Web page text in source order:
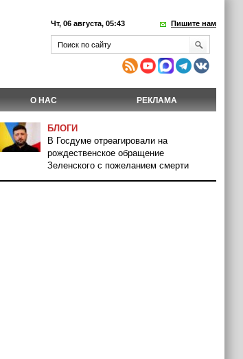
Чт, 06 августа, 05:43 Пишите нам
О НАС РЕКЛАМА
БЛОГИ
В Госдуме отреагировали на
рождественское обращение
Зеленского с пожеланием смерти